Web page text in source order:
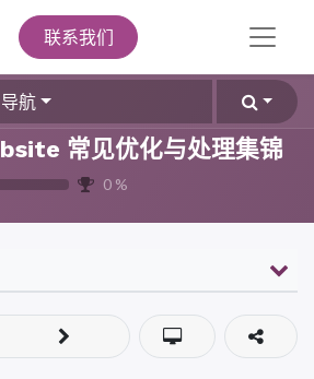
联系我们
导航
常见优化与处理集锦
0 %